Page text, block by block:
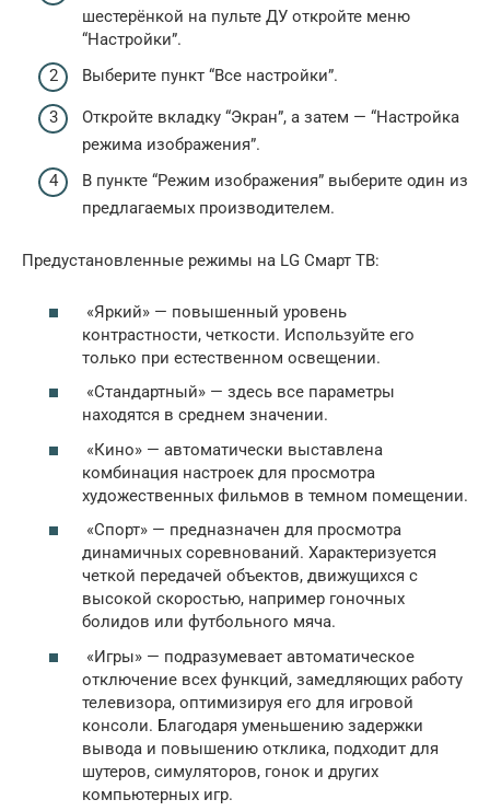
шестерёнкой на пульте ДУ откройте меню
“Настройки”.
Выберите пункт “Все настройки”.
Откройте вкладку “Экран”, а затем — “Настройка
режима изображения”.
В пункте “Режим изображения” выберите один из
предлагаемых производителем.
Предустановленные режимы на LG Смарт ТВ:
«Яркий» — повышенный уровень
контрастности, четкости. Используйте его
только при естественном освещении.
«Стандартный» — здесь все параметры
находятся в среднем значении.
«Кино» — автоматически выставлена
комбинация настроек для просмотра
художественных фильмов в темном помещении.
«Спорт» — предназначен для просмотра
динамичных соревнований. Характеризуется
четкой передачей объектов, движущихся с
высокой скоростью, например гоночных
болидов или футбольного мяча.
«Игры» — подразумевает автоматическое
отключение всех функций, замедляющих работу
телевизора, оптимизируя его для игровой
консоли. Благодаря уменьшению задержки
вывода и повышению отклика, подходит для
шутеров, симуляторов, гонок и других
компьютерных игр.